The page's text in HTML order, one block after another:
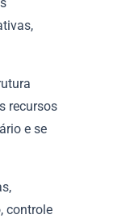
recursos
e se
controle